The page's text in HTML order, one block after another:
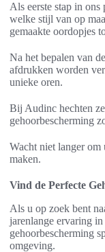
Als eerste stap in
welke stijl van op
gemaakte oordopjes
Na het bepalen van
afdrukken worden
unieke oren.
Bij Audinc hechten
gehoorbescherming
Wacht niet langer om
maken.
Vind de Perfecte
Als u op zoek bent
jarenlange ervaring
gehoorbescherming
omgeving.